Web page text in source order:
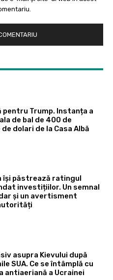
pentru Trump. Instanța a
de bal de 400 de
dolari de la Casa Albă
își păstrează ratingul
investițiilor. Un semnal
și un avertisment
asupra Kievului după
SUA. Ce se întâmplă cu
antiaeriană a Ucrainei